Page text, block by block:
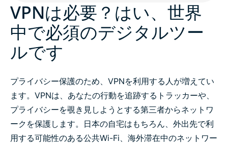
VPNは必要？はい、世界
中で必須のデジタルツー
ルです
プライバシー保護のため、VPNを利用する人が増えてい
ます。VPNは、あなたの行動を追跡するトラッカーや、
プライバシーを覗き見しようとする第三者からネットワ
ークを保護します。日本の自宅はもちろん、外出先で利
用する可能性のある公共Wi-Fi、海外滞在中のネットワー